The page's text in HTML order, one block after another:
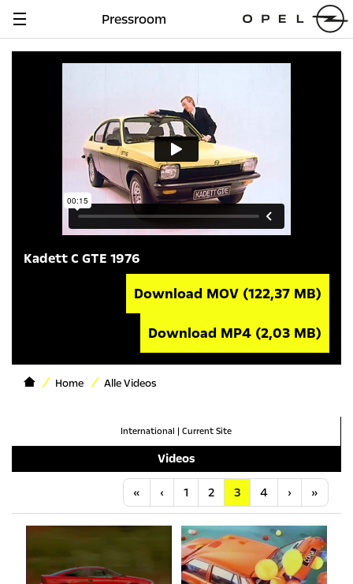
Navigation
Pressroom
Kadett C GTE 1976
Download MOV (122,37 MB)
Download MP4 (2,03 MB)
Home Alle Videos
International | Current Site
Videos
« Anfang
‹ Vorherige
1 2 3 4 ›Nächste
»